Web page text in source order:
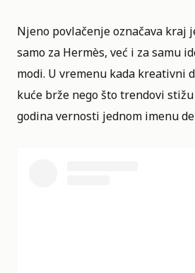
Njeno povlačenje označava kraj
samo za Hermès, već i za samu
modi. U vremenu kada kreativni
kuće brže nego što trendovi
godina vernosti jednom imenu